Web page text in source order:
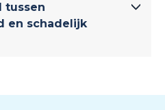
tussen
en schadelijk